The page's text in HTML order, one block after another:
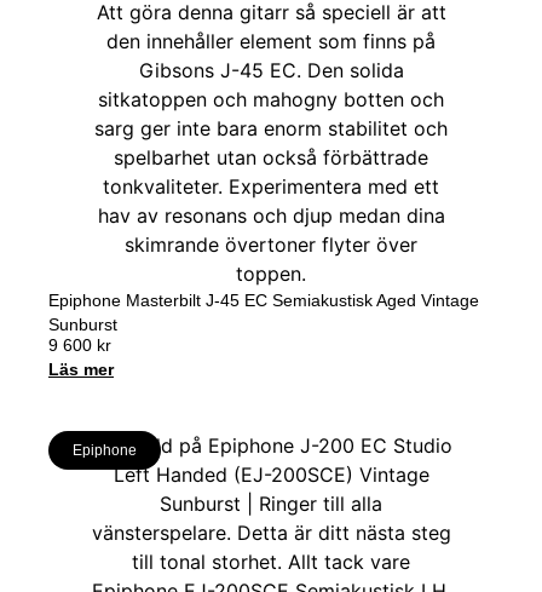
Epiphone Masterbilt J-45 EC Semiakustisk Aged Vintage
Sunburst
9 600 kr
Läs mer
Epiphone